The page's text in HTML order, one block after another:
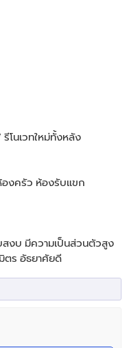
โนเวทใหม่ทั้งหลัง
องครัว ห้องรับแขก
สงบ มีความเป็นส่วนตัวสูง
ตร อัธยาศัยดี